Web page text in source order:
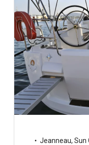
Jeanneau, Sun